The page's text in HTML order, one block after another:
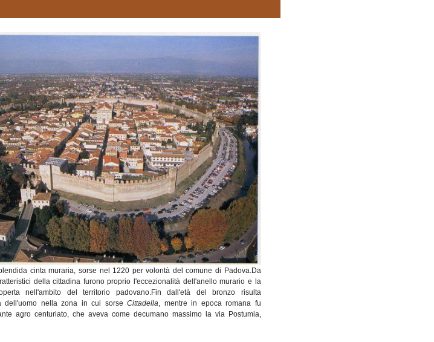
cinta muraria, sorse nel 1220 per volontà del comune di Padova.Da
della cittadina furono proprio l'eccezionalità dell'anello murario e la
nell'ambito del territorio padovano.Fin dall'età del bronzo risulta
dell'uomo nella zona in cui sorse Cittadella, mentre in epoca romana fu
agro centuriato, che aveva come decumano massimo la via Postumia,